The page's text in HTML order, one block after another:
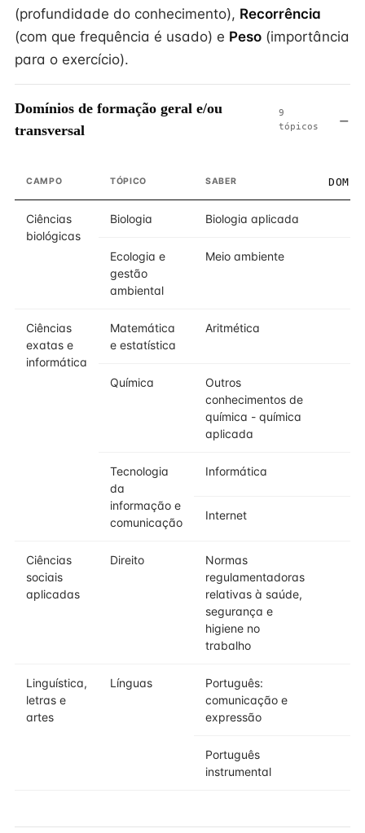
(profundidade do conhecimento), Recorrência
(com que frequência é usado) e Peso (importância
para o exercício).
Domínios de formação geral e/ou
transversal
9
tópicos
CAMPO TÓPICO SABER
Ciências
biológicas
Biologia Biologia aplicada
Ecologia e
gestão
ambiental
Meio ambiente
Ciências
exatas e
informática
Matemática
e estatística
Aritmética
Química
Outros
conhecimentos de
química - química
aplicada
Tecnologia
da
informação e
comunicação
Informática
Internet
Ciências
sociais
aplicadas
Direito
Normas
regulamentadoras
relativas à saúde,
segurança e
higiene no
trabalho
Linguística,
letras e
artes
Línguas
Português:
comunicação e
expressão
Português
instrumental